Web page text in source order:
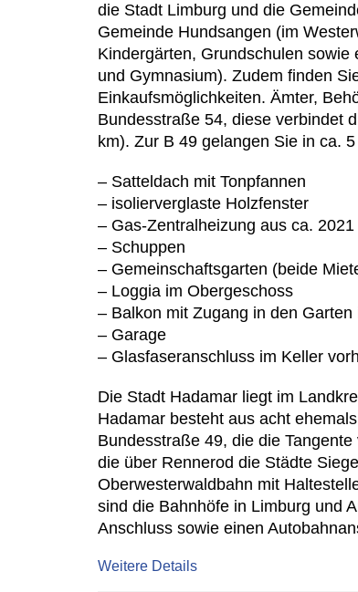
die Stadt Limburg und die
Gemeinde Hundsangen (im
Kindergärten, Grundschulen
und Gymnasium). Zudem finden
Einkaufsmöglichkeiten. Ämter,
Bundesstraße 54, diese verbindet
km). Zur B 49 gelangen Sie in ca.
– Satteldach mit Tonpfannen
– isolierverglaste Holzfenster
– Gas-Zentralheizung aus ca. 2021
– Schuppen
– Gemeinschaftsgarten (beide
– Loggia im Obergeschoss
– Balkon mit Zugang in den
– Garage
– Glasfaseranschluss im Keller
Die Stadt Hadamar liegt im
Hadamar besteht aus acht
Bundesstraße 49, die die
die über Rennerod die Städte
Oberwesterwaldbahn mit
sind die Bahnhöfe in Limburg und
Anschluss sowie einen
Weitere Details